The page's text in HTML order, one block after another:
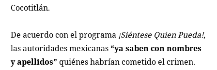
Cocotitlán.
De acuerdo con el programa ¡Siéntese Quien Pueda!,
las autoridades mexicanas “ya saben con nombres
y apellidos” quiénes habrían cometido el crimen.